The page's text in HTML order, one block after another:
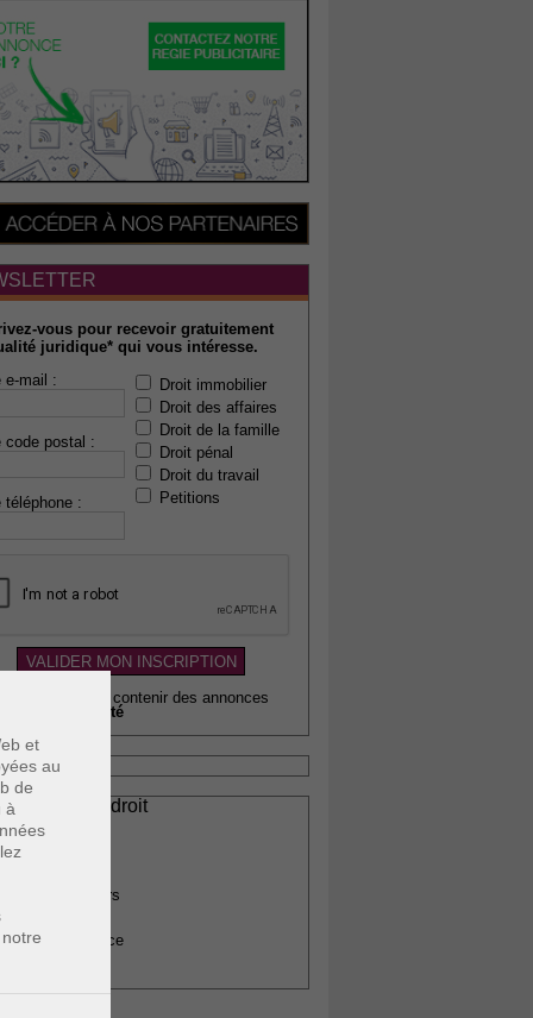
et
au
de
à
vous pour recevoir gratuitement
juridique* qui vous intéresse.
e-mail :
code postal :
téléphone :
Droit immobilier
Droit des affaires
Droit de la famille
Droit pénal
Droit du travail
Petitions
pouvant contenir des annonces
qualité
du droit
immobiliers
de justice